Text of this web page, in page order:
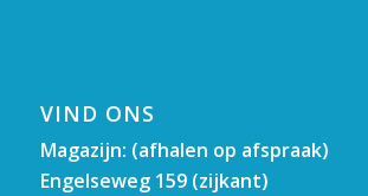
VIND ONS
Magazijn: (afhalen op afspraak)
Engelseweg 159 (zijkant)